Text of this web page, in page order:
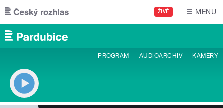
Přejít k hlavnímu obsahu
ŽIVĚ MENU
PROGRAM AUDIOARCHIV KAMERY